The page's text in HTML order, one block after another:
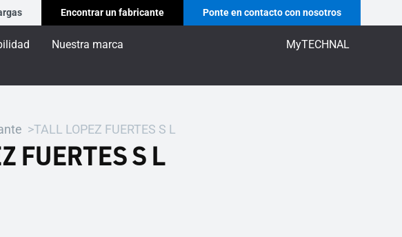
Encontrar un fabricante Ponte en contacto con nosotros
Nuestra marca MyTECHNAL
TALL LOPEZ FUERTES S L
FUERTES S L